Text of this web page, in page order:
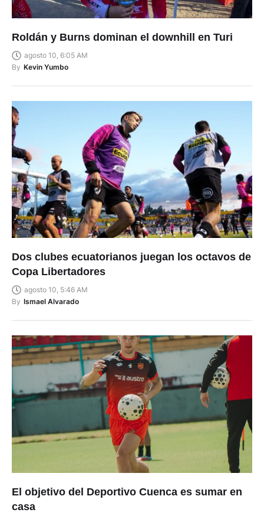
Roldán y Burns dominan el downhill en Turi
agosto 10, 6:05 AM
By Kevin Yumbo
Dos clubes ecuatorianos juegan los octavos de
Copa Libertadores
agosto 10, 5:46 AM
By Ismael Alvarado
El objetivo del Deportivo Cuenca es sumar en
casa